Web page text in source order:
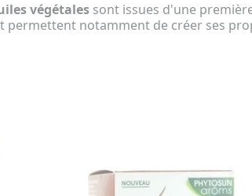
végétales sont issues d'une
permettent notamment de créer ses